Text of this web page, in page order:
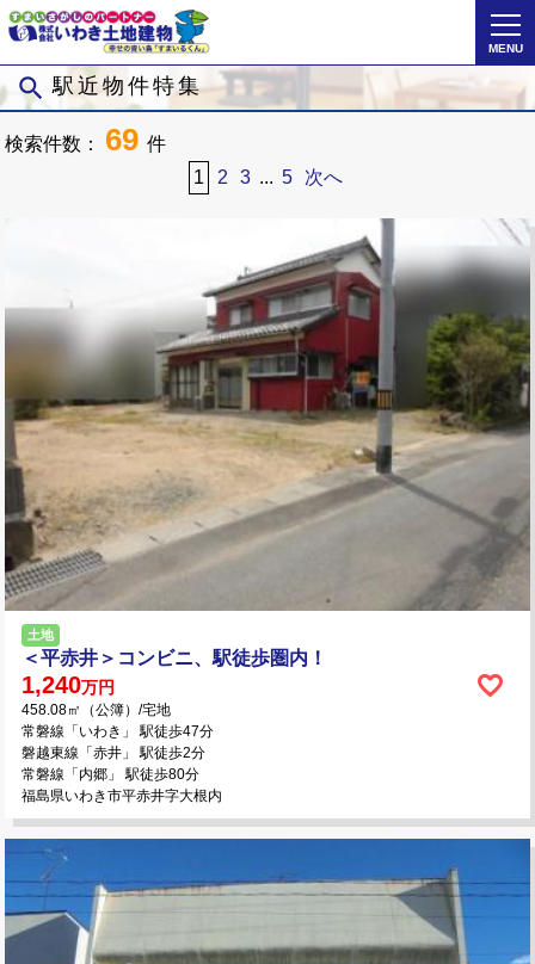
MENU
search 駅近物件特集
検索件数： 69件
1
2 3 ... 5 次へ
土地
＜平赤井＞コンビニ、駅徒歩圏内！
1,240万円
458.08㎡（公簿）/宅地
常磐線「いわき」 駅徒歩47分
磐越東線「赤井」 駅徒歩2分
常磐線「内郷」 駅徒歩80分
福島県いわき市平赤井字大根内